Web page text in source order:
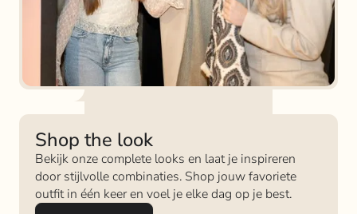
Shop the look
Bekijk onze complete looks en laat je inspireren
door stijlvolle combinaties. Shop jouw favoriete
outfit in één keer en voel je elke dag op je best.